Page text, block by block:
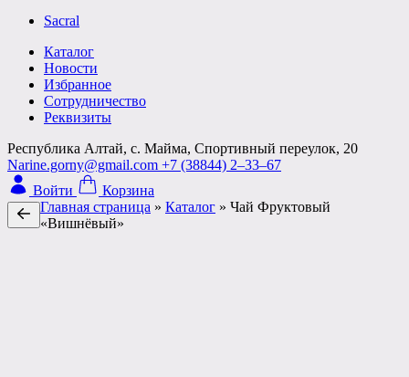
Sacral
Каталог
Новости
Избранное
Сотрудничество
Реквизиты
Республика Алтай, с. Майма, Спортивный переулок, 20
Narine.gorny@gmail.com +7 (38844) 2‒33‒67
Войти
Корзина
Главная страница » Каталог » Чай Фруктовый
«Вишнёвый»